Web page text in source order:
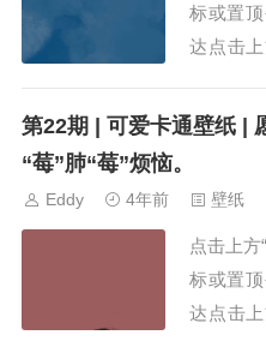
标或置
达点击
小贴士：
第22期 | 可爱卡通壁纸 |
“莓”肺“莓”烦恼。
Eddy 4年前 壁纸
点击上方
标或置
达点击